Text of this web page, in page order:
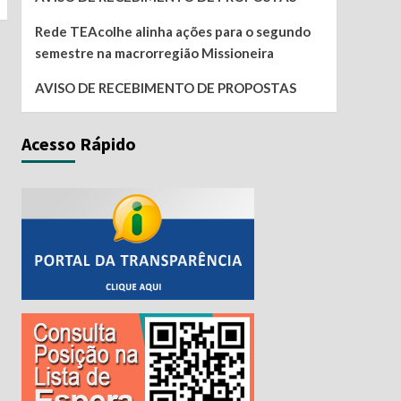
Rede TEAcolhe alinha ações para o segundo
semestre na macrorregião Missioneira
AVISO DE RECEBIMENTO DE PROPOSTAS
Acesso Rápido